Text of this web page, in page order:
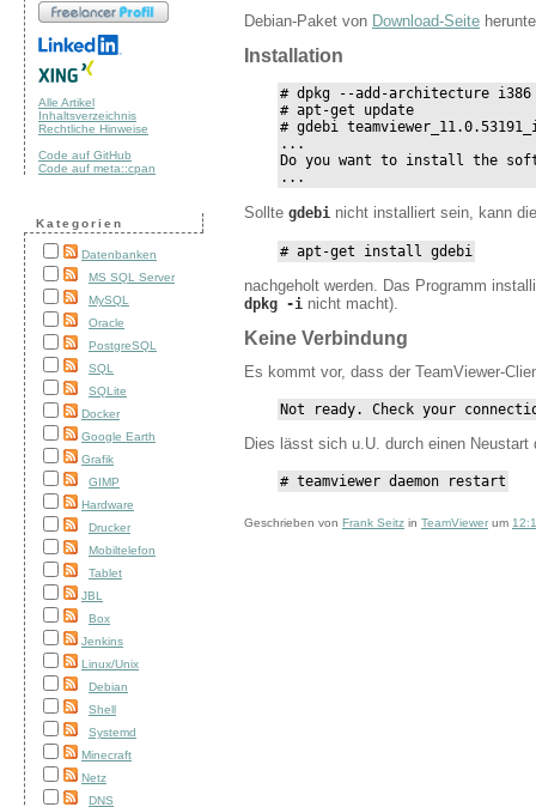
Alle Artikel
Inhaltsverzeichnis
Rechtliche Hinweise
Code auf GitHub
Code auf meta::cpan
Kategorien
Datenbanken
MS SQL Server
MySQL
Oracle
PostgreSQL
SQL
SQLite
Docker
Google Earth
Grafik
GIMP
Hardware
Drucker
Mobiltelefon
Tablet
JBL
Box
Jenkins
Linux/Unix
Debian
Shell
Systemd
Minecraft
Netz
DNS
Debian-Paket von Download-Seite
Installation
# dpkg --add-architecture i386
# apt-get update
# gdebi
...
Do you want to install the
...
Sollte gdebi nicht installiert sein, kann
# apt-get install gdebi
nachgeholt werden. Das Programm
dpkg -i nicht macht).
Keine Verbindung
Es kommt vor, dass der TeamViewer-
Not ready. Check your
Dies lässt sich u.U. durch einen Neustart
# teamviewer daemon restart
Geschrieben von Frank Seitz in TeamViewer um